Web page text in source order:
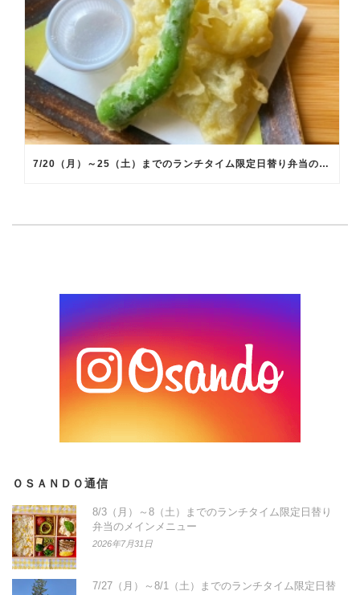
7/20（月）～25（土）までのランチタイム限定日替り弁当のメインメニュー
ＯＳＡＮＤＯ通信
8/3（月）～8（土）までのランチタイム限定日替り
弁当のメインメニュー
2026年7月31日
7/27（月）～8/1（土）までのランチタイム限定日替